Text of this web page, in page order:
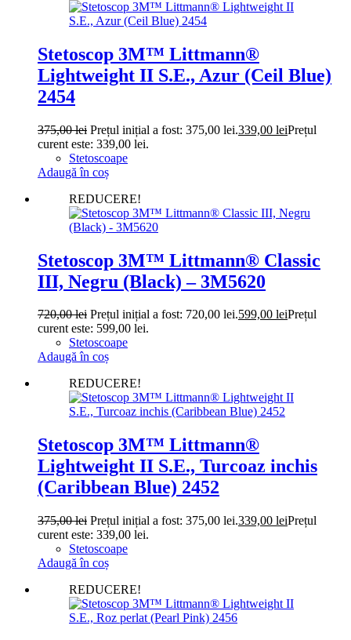
Stetoscop 3M™ Littmann®
Lightweight II S.E., Azur (Ceil Blue)
2454
375,00lei Prețul inițial a fost: 375,00 lei.339,00 leiPrețul
curent este: 339,00 lei.
Stetoscoape
Adaugă în coș
REDUCERE!
Stetoscop 3M™ Littmann® Classic
III, Negru (Black) – 3M5620
720,00lei Prețul inițial a fost: 720,00 lei.599,00 leiPrețul
curent este: 599,00 lei.
Stetoscoape
Adaugă în coș
REDUCERE!
Stetoscop 3M™ Littmann®
Lightweight II S.E., Turcoaz inchis
(Caribbean Blue) 2452
375,00lei Prețul inițial a fost: 375,00 lei.339,00 leiPrețul
curent este: 339,00 lei.
Stetoscoape
Adaugă în coș
REDUCERE!